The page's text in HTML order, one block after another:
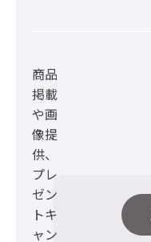
商品
掲載
や画
像提
供、
プレ
ゼン
トキ
ャン